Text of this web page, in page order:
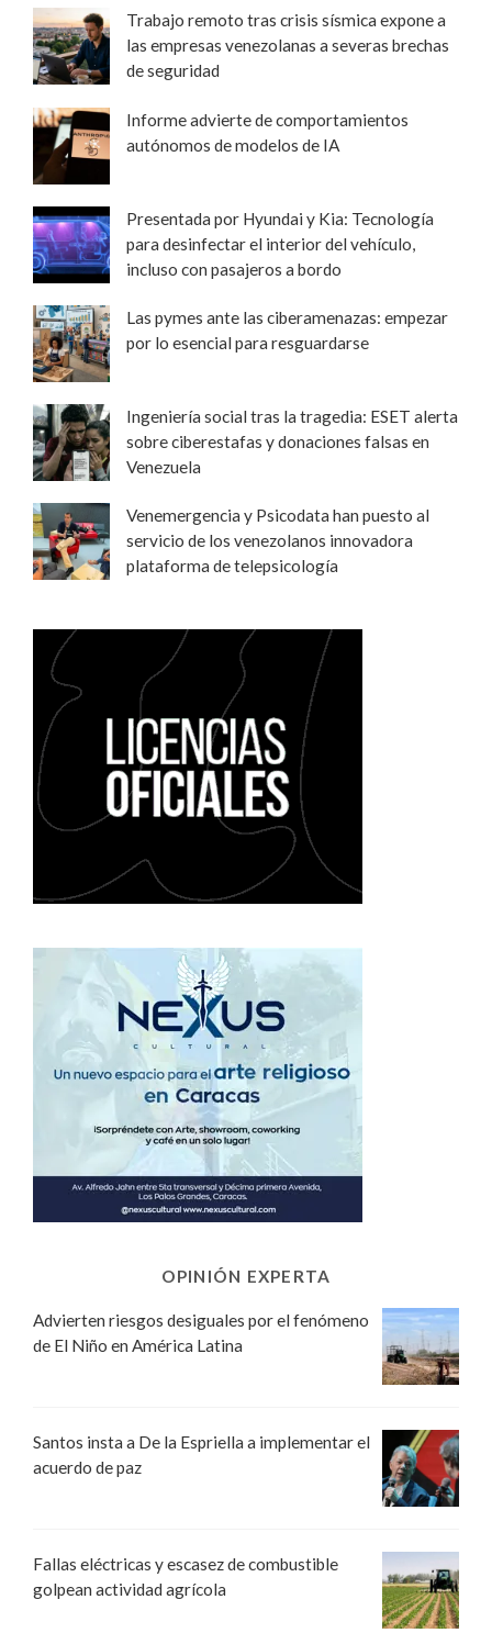
Trabajo remoto tras crisis sísmica expone a
las empresas venezolanas a severas brechas
de seguridad
Informe advierte de comportamientos
autónomos de modelos de IA
Presentada por Hyundai y Kia: Tecnología
para desinfectar el interior del vehículo,
incluso con pasajeros a bordo
Las pymes ante las ciberamenazas: empezar
por lo esencial para resguardarse
Ingeniería social tras la tragedia: ESET alerta
sobre ciberestafas y donaciones falsas en
Venezuela
Venemergencia y Psicodata han puesto al
servicio de los venezolanos innovadora
plataforma de telepsicología
OPINIÓN EXPERTA
Advierten riesgos desiguales por el fenómeno
de El Niño en América Latina
Santos insta a De la Espriella a implementar el
acuerdo de paz
Fallas eléctricas y escasez de combustible
golpean actividad agrícola